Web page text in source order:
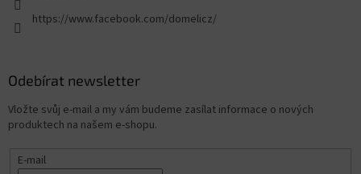
https://www.facebook.com/domelicz/
Odebírat newsletter
Vložte svůj e-mail a my vám budeme zasílat informace o nových
produktech na našem e-shopu.
E-mail